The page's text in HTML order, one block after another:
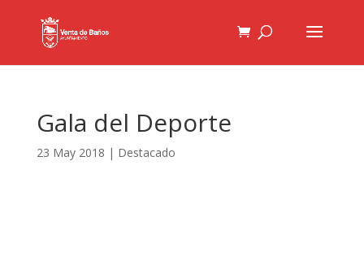
Gala del Deporte
23 May 2018 | Destacado